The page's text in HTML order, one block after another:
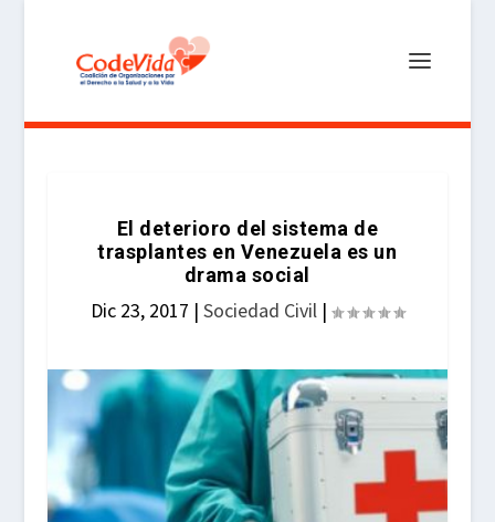
El deterioro del sistema de
trasplantes en Venezuela es un
drama social
Dic 23, 2017 | Sociedad Civil|